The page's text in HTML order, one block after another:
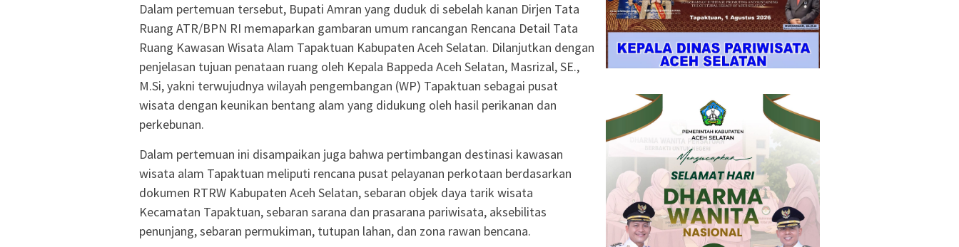
Dalam pertemuan tersebut, Bupati Amran yang duduk di sebelah kanan Dirjen Tata
Ruang ATR/BPN RI memaparkan gambaran umum rancangan Rencana Detail Tata
Ruang Kawasan Wisata Alam Tapaktuan Kabupaten Aceh Selatan. Dilanjutkan dengan
penjelasan tujuan penataan ruang oleh Kepala Bappeda Aceh Selatan, Masrizal, SE.,
M.Si, yakni terwujudnya wilayah pengembangan (WP) Tapaktuan sebagai pusat
wisata dengan keunikan bentang alam yang didukung oleh hasil perikanan dan
perkebunan.
Dalam pertemuan ini disampaikan juga bahwa pertimbangan destinasi kawasan
wisata alam Tapaktuan meliputi rencana pusat pelayanan perkotaan berdasarkan
dokumen RTRW Kabupaten Aceh Selatan, sebaran objek daya tarik wisata
Kecamatan Tapaktuan, sebaran sarana dan prasarana pariwisata, aksebilitas
penunjang, sebaran permukiman, tutupan lahan, dan zona rawan bencana.